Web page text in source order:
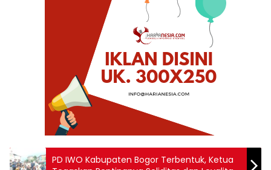
PD IWO Kabupaten Bogor Terbentuk, Ketua